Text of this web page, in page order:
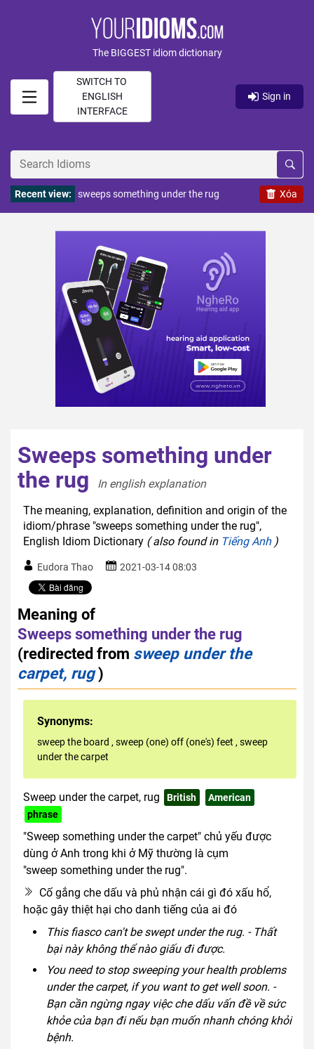
The BIGGEST idiom dictionary
SWITCH TO
ENGLISH
INTERFACE
Sign in
Xóa
Recent view: sweeps something under the rug
Sweeps something under
the rug
In english explanation
The meaning, explanation, definition and origin of the
idiom/phrase "sweeps something under the rug",
English Idiom Dictionary ( also found in Tiếng Anh)
Eudora Thao 2021-03-14 08:03
Meaning of
Sweeps something under the rug
(redirected from sweep under the
carpet, rug)
Synonyms:
sweep the board , sweep (one) off (one's) feet , sweep
under the carpet
Sweep under the carpet, rug British
American
phrase
"Sweep something under the carpet" chủ yếu được
dùng ở Anh trong khi ở Mỹ thường là cụm
"sweep something under the rug".
Cố gắng che dấu và phủ nhận cái gì đó xấu hổ,
hoặc gây thiệt hại cho danh tiếng của ai đó
This fiasco can't be swept under the rug. - Thất
bại này không thể nào giấu đi được.
You need to stop sweeping your health problems
under the carpet, if you want to get well soon. -
Bạn cần ngừng ngay việc che dấu vấn đề về sức
khỏe của bạn đi nếu bạn muốn nhanh chóng khỏi
bệnh.